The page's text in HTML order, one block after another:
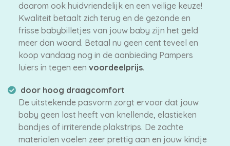
daarom ook huidvriendelijk en een veilige keuze!
Kwaliteit betaalt zich terug en de gezonde en
frisse babybilletjes van jouw baby zijn het geld
meer dan waard. Betaal nu geen cent teveel en
koop vandaag nog in de aanbieding Pampers
luiers in tegen een voordeelprijs.
door hoog draagcomfort
De uitstekende pasvorm zorgt ervoor dat jouw
baby geen last heeft van knellende, elastieken
bandjes of irriterende plakstrips. De zachte
materialen voelen zeer prettig aan en jouw kindje